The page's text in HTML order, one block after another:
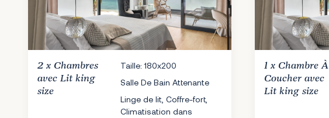
2 x Chambres
avec Lit king
size
Taille: 180x200
Salle De Bain Attenante
Linge de lit, Coffre-fort,
Climatisation dans
1 x Chambre À
Coucher avec
Lit king size